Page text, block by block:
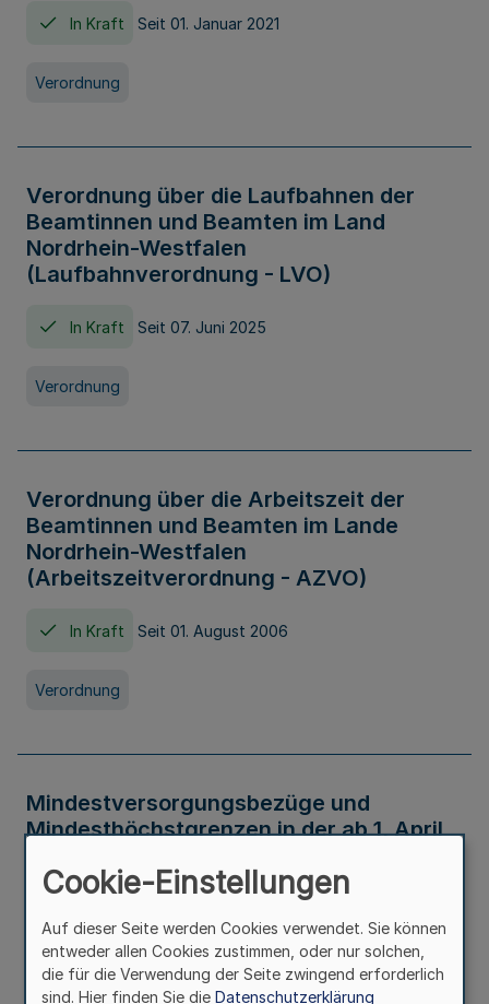
In Kraft Seit 01. Januar 2021
Verordnung
Verordnung über die Laufbahnen der
Beamtinnen und Beamten im Land
Nordrhein-Westfalen
(Laufbahnverordnung - LVO)
In Kraft Seit 07. Juni 2025
Verordnung
Verordnung über die Arbeitszeit der
Beamtinnen und Beamten im Lande
Nordrhein-Westfalen
(Arbeitszeitverordnung - AZVO)
In Kraft Seit 01. August 2006
Verordnung
Mindestversorgungsbezüge und
Mindesthöchstgrenzen in der ab 1. April
Verwaltungsvorschrift
Cookie-Einstellungen
Auf dieser Seite werden Cookies verwendet. Sie können
entweder allen Cookies zustimmen, oder nur solchen,
die für die Verwendung der Seite zwingend erforderlich
sind. Hier finden Sie die Datenschutzerklärung